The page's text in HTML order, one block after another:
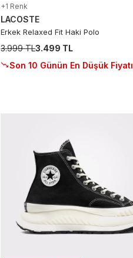
+1 Renk
LACOSTE
Erkek Relaxed Fit Haki Polo
3.999 TL3.499 TL
Son 10 Günün En Düşük Fiyatı